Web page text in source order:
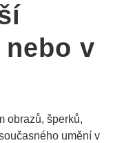
v
obrazů, šperků,
umění v